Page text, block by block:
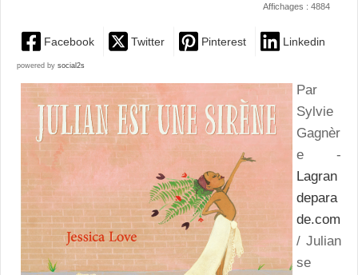
Affichages : 4884
Facebook Twitter Pinterest Linkedin
powered by social2s
Par
Sylvie
Gagnèr
e -
Lagran
depara
de.com
/ Julian
se